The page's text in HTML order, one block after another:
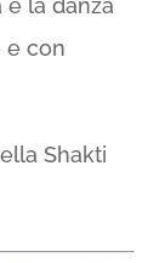
la danza
e con
Shakti